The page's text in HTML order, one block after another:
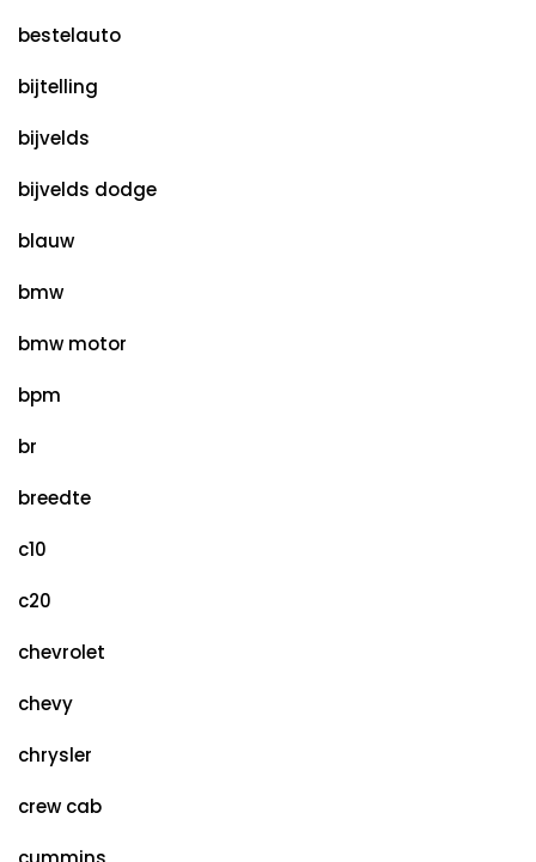
bestelauto
bijtelling
bijvelds
bijvelds dodge
blauw
bmw
bmw motor
bpm
br
breedte
c10
c20
chevrolet
chevy
chrysler
crew cab